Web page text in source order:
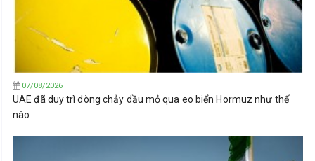
07/08/2026
UAE đã duy trì dòng chảy dầu mỏ qua eo biển Hormuz như thế
nào